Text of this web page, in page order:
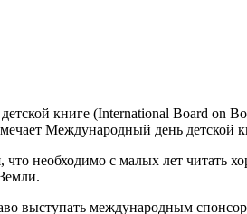
книге (International Board on
Международный день детской
необходимо с малых лет
международным